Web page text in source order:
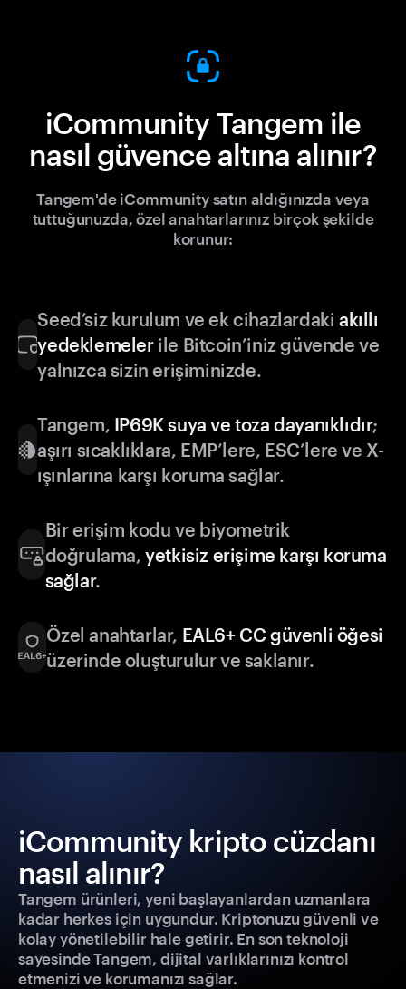
iCommunity Tangem ile
nasıl güvence altına alınır?
Tangem'de iCommunity satın aldığınızda veya
tuttuğunuzda, özel anahtarlarınız birçok şekilde
korunur:
Seed’siz kurulum ve ek cihazlardakiakıllı
yedeklemelerile Bitcoin’iniz güvende ve
yalnızca sizin erişiminizde.
Tangem, IP69K suya ve toza dayanıklıdır;
aşırı sıcaklıklara, EMP’lere, ESC’lere ve X-
ışınlarına karşı koruma sağlar.
Bir erişim kodu ve biyometrik
doğrulama,yetkisiz erişime karşı koruma
sağlar.
Özel anahtarlar, EAL6+ CC güvenli öğesi
üzerinde oluşturulur ve saklanır.
iCommunity kripto cüzdanı
nasıl alınır?
Tangem ürünleri, yeni başlayanlardan uzmanlara
kadar herkes için uygundur. Kriptonuzu güvenli ve
kolay yönetilebilir hale getirir. En son teknoloji
sayesinde Tangem, dijital varlıklarınızı kontrol
etmenizi ve korumanızı sağlar.